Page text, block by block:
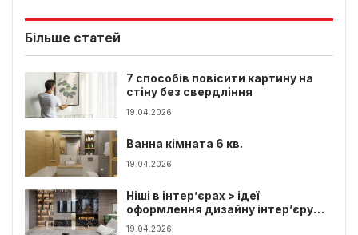
Більше статей
7 способів повісити картину на
стіну без свердління
19.04.2026
Ванна кімната 6 кв.
19.04.2026
Ніші в інтер’єрах > ідеї
оформлення дизайну інтер’єру
квартир з нішею
19.04.2026